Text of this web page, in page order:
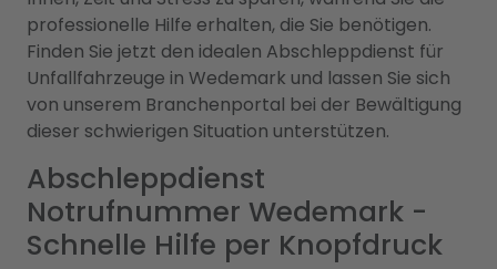
professionelle Hilfe erhalten, die Sie benötigen.
Finden Sie jetzt den idealen Abschleppdienst für
Unfallfahrzeuge in Wedemark und lassen Sie sich
von unserem Branchenportal bei der Bewältigung
dieser schwierigen Situation unterstützen.
Abschleppdienst
Notrufnummer Wedemark -
Schnelle Hilfe per Knopfdruck